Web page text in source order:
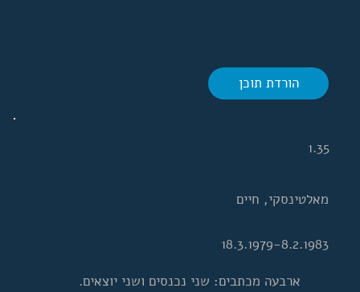
הורדת תוכן
ארבעה מכתבים: שני נכנסים ושני יוצאים.
18.3.1979-8.2.1983
מאלטינסקי, חיים
1.35